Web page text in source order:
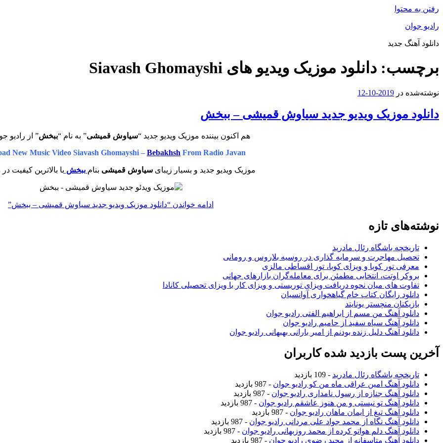
رفتن به محتوا
رادیو جوان
دانلود آهنگ جدید
برچسب: دانلود موزیک ویدیو های Siavash Ghomayshi
نوشته‌شده در 2019-10-12
دانلود موزیک ویدیو جدید سیاوش قمیشی – ببخش
هم اکنون بیننده موزیک ویدیو جدید “سیاوش قمیشی” به نام “ببخش” از رادیو
New Music Video Siavash Ghomayshi – Bebakhsh From Radio Javan
موزیک ویدیو جدید و بسیار زیبایسیاوش قمیشی بنام ببخش با بالاترین کیفیت
ادامه خواندن “دانلود موزیک ویدیو جدید سیاوش قمیشی – ببخش”
نوشته‌های تازه
تاریخچه باشگاه رئال مادرید
تحصیل مهاجرت و سرمایه گذاری در روسیه بلاروس و رومانی
معرفی تور کوبا و ویزای کوبا، تور اقساطی مالزی
بروکر اوتت، انتخابی مطمئن برای معامله‌گران بازارهای جهانی
تفاوت های میان نحوه دریافت ویزای توریستی و ویزای کار با ویزای تحصیلی کانادا
دانلود رایگان کتاب خام گیاهخواری آوانسیان
بازیکنان منچستر یونایتد
دانلود آهنگ من مسم از ابراهیم الفتی رادیو جوان
دانلود آهنگ سیاه سفید از حامیم رادیو جوان
دانلود آهنگ دلیل زنده بودنم از امیر بارانی بهبهانی رادیو جوان
آخرین پست بازدید شده کاربران
تاریخچه باشگاه رئال مادرید - 109 بازدید
دانلود آهنگ امین عراقی ماه من کو رادیو جوان - 987 بازدید
دانلود آهنگ جنازه از رسول نامداری رادیو جوان - 987 بازدید
دانلود آهنگ تو نیستی و من هنوز عاشقم رادیو جوان - 987 بازدید
دانلود آهنگ تیغ از ایمان ماهان رادیو جوان - 987 بازدید
دانلود آهنگ نگاه از محمد جواد علی مردانی رادیو جوان - 987 بازدید
دانلود آهنگ دلم هواتو کرده از محمد روزبهانی رادیو جوان - 987 بازدید
دانلود آهنگ متاسفانه از مجید رضوی رادیو جوان - 987 بازدید